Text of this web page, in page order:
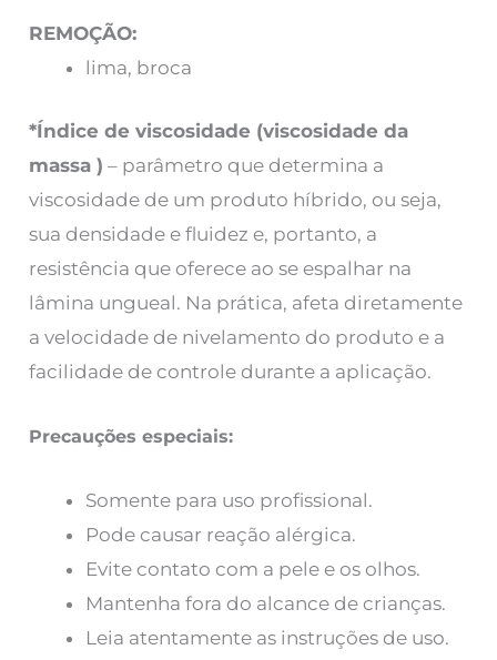
REMOÇÃO:
lima, broca
*Índice de viscosidade (viscosidade da
massa ) – parâmetro que determina a
viscosidade de um produto híbrido, ou seja,
sua densidade e fluidez e, portanto, a
resistência que oferece ao se espalhar na
lâmina ungueal. Na prática, afeta diretamente
a velocidade de nivelamento do produto e a
facilidade de controle durante a aplicação.
Precauções especiais:
Somente para uso profissional.
Pode causar reação alérgica.
Evite contato com a pele e os olhos.
Mantenha fora do alcance de crianças.
Leia atentamente as instruções de uso.